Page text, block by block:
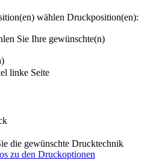
wählen Druckposition(en):
Sie Ihre gewünschte(n)
linke Seite
die gewünschte Drucktechnik
zu den Druckoptionen